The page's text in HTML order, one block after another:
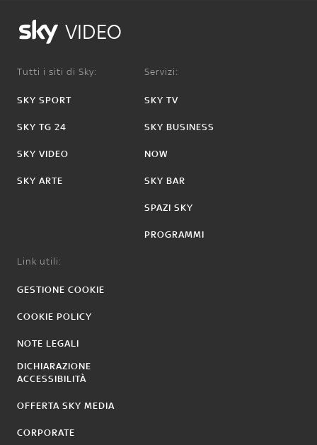
VIDEO
Tutti i siti di Sky:
SKY SPORT
SKY TG 24
SKY VIDEO
SKY ARTE
Servizi:
SKY TV
SKY BUSINESS
NOW
SKY BAR
SPAZI SKY
PROGRAMMI
Link utili:
GESTIONE COOKIE
COOKIE POLICY
NOTE LEGALI
DICHIARAZIONE
ACCESSIBILITÀ
OFFERTA SKY MEDIA
CORPORATE